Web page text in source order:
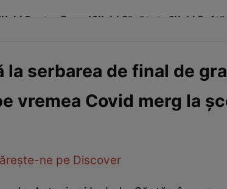
Pentru FemeiClick! Sănătate Click!
la serbarea de final de
vremea Covid merg la
ne pe Discover